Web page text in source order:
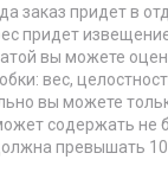
заказ придет в
придет
вы можете
вес,
вы можете
содержать не
превышать